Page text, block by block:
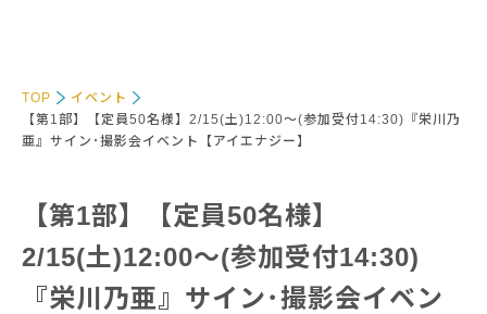
TOP
イベント
【第1部】【定員50名様】2/15(土)12:00～(参加受付14:30)『栄川乃
亜』サイン･撮影会イベント【アイエナジー】
【第1部】【定員50名様】
2/15(土)12:00～(参加受付14:30)
『栄川乃亜』サイン･撮影会イベン